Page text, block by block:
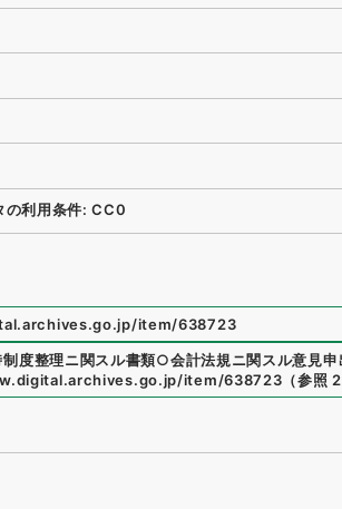
の利用条件: CC0
item/638723
制度整理ニ関スル書類○会計法規ニ関スル意見申
item/638723 （参照